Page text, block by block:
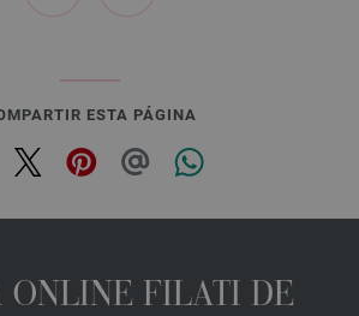
4033493395816
ESTA PÁGINA
ONLINE FILATI DE